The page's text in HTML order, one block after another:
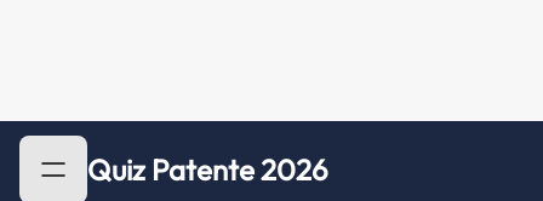
Quiz Patente 2026